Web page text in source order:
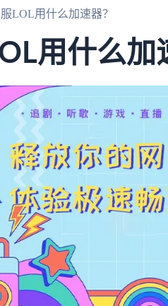
LOL用什么加速器？
用什么加